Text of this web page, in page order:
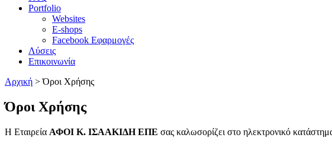
Portfolio
Websites
E-shops
Facebook Εφαρμογές
Λύσεις
Επικοινωνία
Αρχική >Όροι Χρήσης
Όροι Χρήσης
Η Εταιρεία ΑΦΟΙ Κ. ΙΣΑΑΚΙΔΗ ΕΠΕ σας καλωσορίζει στο ηλεκτρονικό